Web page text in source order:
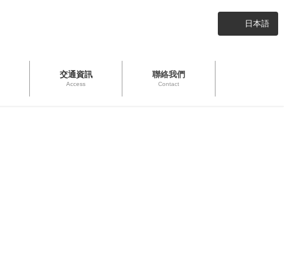
交通資訊
Access
聯絡我們
Contact
日本語